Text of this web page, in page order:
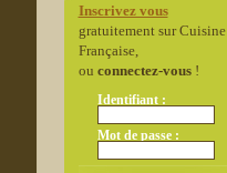
Inscrivez vous
gratuitement sur Cuisine
Française,
ou connectez-vous!
Identifiant :
Mot de passe :